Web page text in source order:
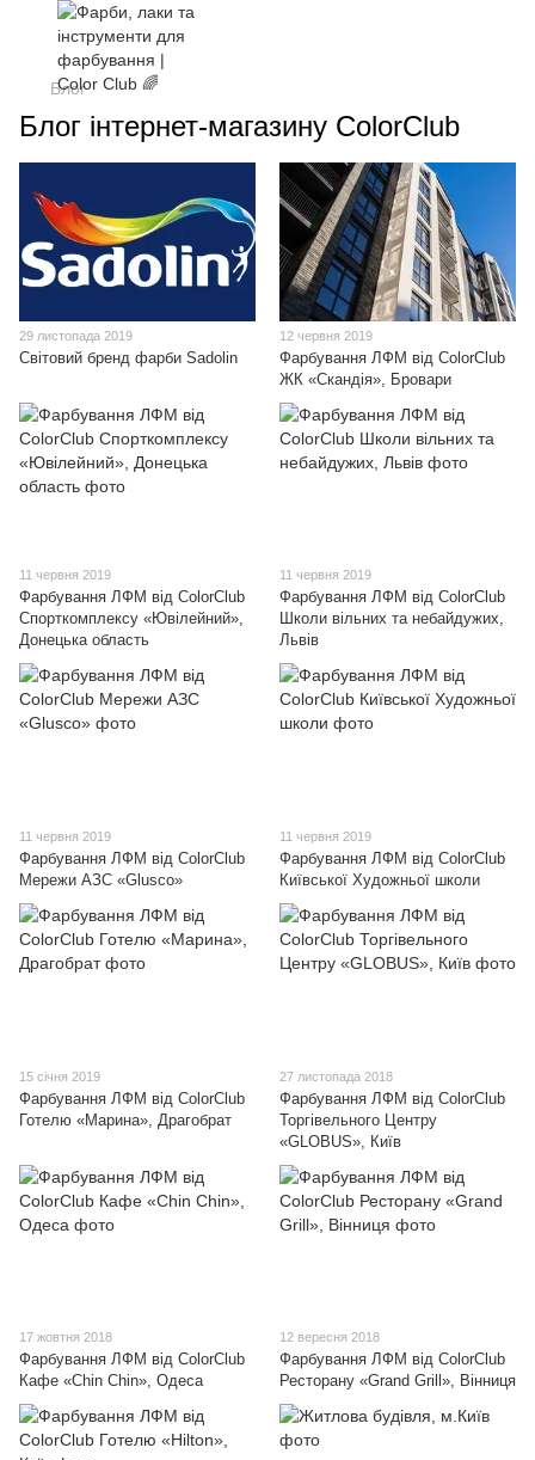
Блог
Блог інтернет-магазину ColorClub
29 листопада 2019
Світовий бренд фарби Sadolin
12 червня 2019
Фарбування ЛФМ від ColorClub
ЖК «Скандія», Бровари
11 червня 2019
Фарбування ЛФМ від ColorClub
Спорткомплексу «Ювілейний»,
Донецька область
11 червня 2019
Фарбування ЛФМ від ColorClub
Школи вільних та небайдужих,
Львів
11 червня 2019
Фарбування ЛФМ від ColorClub
Мережи АЗС «Glusco»
11 червня 2019
Фарбування ЛФМ від ColorClub
Київської Художньої школи
15 січня 2019
Фарбування ЛФМ від ColorClub
Готелю «Марина», Драгобрат
27 листопада 2018
Фарбування ЛФМ від ColorClub
Торгівельного Центру
«GLOBUS», Київ
17 жовтня 2018
Фарбування ЛФМ від ColorClub
Кафе «Chin Chin», Одеса
12 вересня 2018
Фарбування ЛФМ від ColorClub
Ресторану «Grand Grill», Вінниця